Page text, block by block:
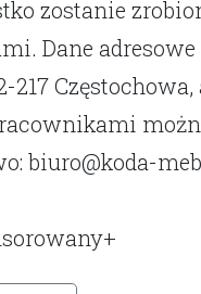
zostanie
Dane
217 Częstochowa,
biuro@koda-